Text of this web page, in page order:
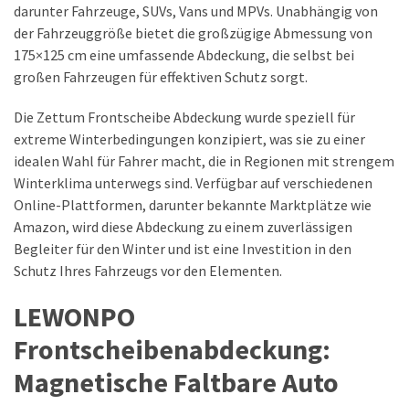
darunter Fahrzeuge, SUVs, Vans und MPVs. Unabhängig von
der Fahrzeuggröße bietet die großzügige Abmessung von
175×125 cm eine umfassende Abdeckung, die selbst bei
großen Fahrzeugen für effektiven Schutz sorgt.
Die Zettum Frontscheibe Abdeckung wurde speziell für
extreme Winterbedingungen konzipiert, was sie zu einer
idealen Wahl für Fahrer macht, die in Regionen mit strengem
Winterklima unterwegs sind. Verfügbar auf verschiedenen
Online-Plattformen, darunter bekannte Marktplätze wie
Amazon, wird diese Abdeckung zu einem zuverlässigen
Begleiter für den Winter und ist eine Investition in den
Schutz Ihres Fahrzeugs vor den Elementen.
LEWONPO
Frontscheibenabdeckung:
Magnetische Faltbare Auto